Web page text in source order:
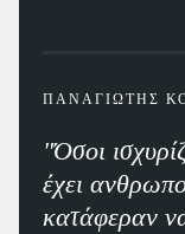
ΠΑΝΑΓΙΩΤΗΣ
"Όσοι
έχει
κατάφεραν